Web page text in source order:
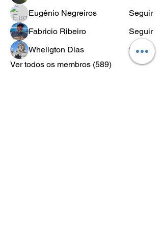
Eugênio Negreiros
Seguir
Fabricio Ribeiro
Seguir
Wheligton Dias
Seguir
Ver todos os membros (589)